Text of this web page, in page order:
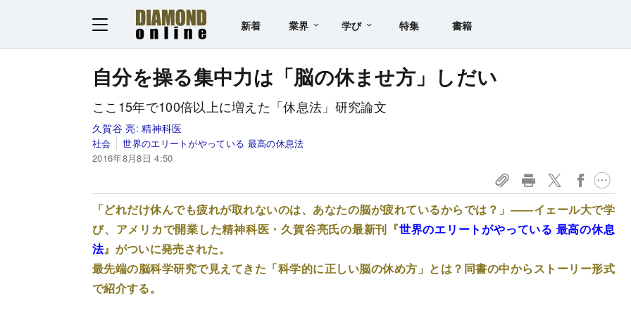
新着 業界 学び 特集 書籍
自分を操る集中力は「脳の休ませ方」しだい
ここ15年で100倍以上に増えた「休息法」研究論文
久賀谷 亮:精神科医
社会
世界のエリートがやっている 最高の休息法
2016年8月8日 4:50
「どれだけ休んでも疲れが取れないのは、あなたの脳が疲れているからでは？」――イェール大で学
び、アメリカで開業した精神科医・久賀谷亮氏の最新刊『世界のエリートがやっている 最高の休息
法』がついに発売された。
最先端の脳科学研究で見えてきた「科学的に正しい脳の休め方」とは？同書の中からストーリー形式
で紹介する。